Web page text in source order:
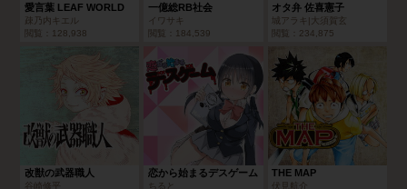
愛言葉 LEAF WORLD
疎乃内キエル
閲覧：
128,938
一億総RB社会
イワサキ
閲覧：
184,539
オタ弁 佐喜憲子
城アラキ|大須賀玄
閲覧：
234,875
改獣の武器職人
谷崎修平
恋から始まるデスゲーム
ちると
THE MAP
伏見航介